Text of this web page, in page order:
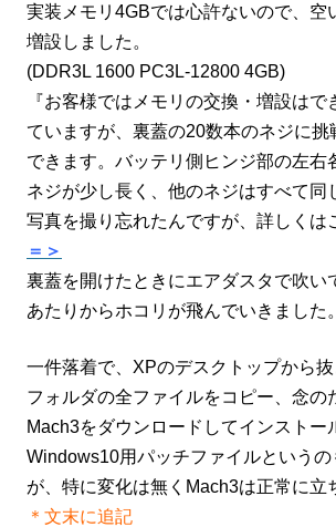
実装メモリ4GBでは心許ないので、空
増設しました。
(DDR3L 1600 PC3L-12800 4GB)
『お客様ではメモリの交換・増設はで
ていますが、裏蓋の20数本のネジに挑
できます。バッテリ側ヒンジ部の左右
ネジが少し長く、他のネジはすべて同
写真を撮り忘れたんですが、詳しくは
＝＞
裏蓋を開けたときにエアダスタで吹い
あたりからホコリが飛んでいきました。
一件落着で、XPのデスクトップから
フォルダの全ファイルをコピー、念の
Mach3をダウンロードしてインストー
Windows10用パッチファイルというの
が、特に変化は無くMach3は正常に立
＊文末に追記